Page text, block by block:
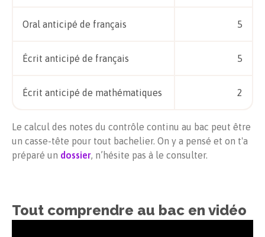
Oral anticipé de français 5
Écrit anticipé de français 5
Écrit anticipé de mathématiques 2
Le calcul des notes du contrôle continu au bac peut être
un casse-tête pour tout bachelier. On y a pensé et on t'a
préparé un dossier , n’hésite pas à le consulter.
Tout comprendre au bac en vidéo